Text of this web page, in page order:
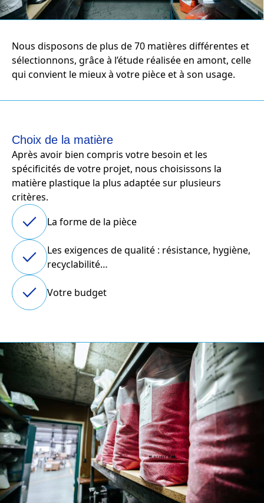
Choix de la matière
Après avoir bien compris votre besoin et les
spécificités de votre projet, nous choisissons la
matière plastique la plus adaptée sur plusieurs
critères.
La forme de la pièce
Les exigences de qualité : résistance, hygiène,
recyclabilité…
Votre budget
Nous disposons de plus de 70 matières différentes et
sélectionnons, grâce à l’étude réalisée en amont, celle
qui convient le mieux à votre pièce et à son usage.